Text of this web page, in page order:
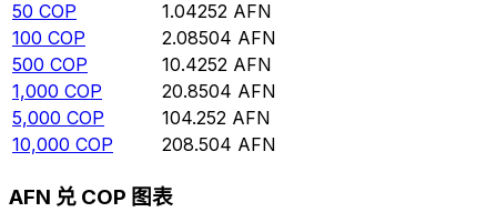
50 COP 1.04252 AFN
100 COP 2.08504 AFN
500 COP 10.4252 AFN
1,000 COP 20.8504 AFN
5,000 COP 104.252 AFN
10,000 COP 208.504 AFN
AFN 兑 COP 图表